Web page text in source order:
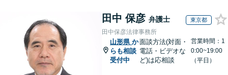
田中 保彦 弁護士 東京都
田中保彦法律事務所
山形県 か
らも相談
受付中
面談方法(対面・
電話・ビデオな
ど)は応相談
営業時間：1
0:00~19:00
（平日）